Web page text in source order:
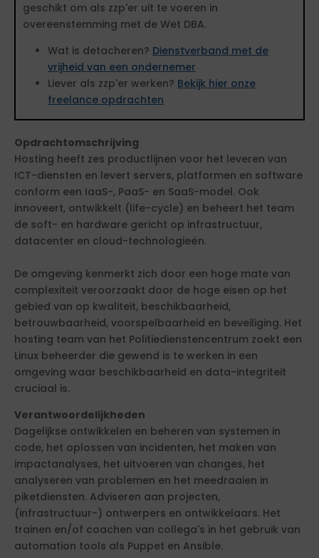
geschikt om als zzp'er uit te voeren in
overeenstemming met de Wet DBA.
Wat is detacheren? Dienstverband met de
vrijheid van een ondernemer
Liever als zzp'er werken? Bekijk hier onze
freelance opdrachten
Opdrachtomschrijving
Hosting heeft zes productlijnen voor het leveren van
ICT-diensten en levert servers, platformen en software
conform een IaaS-, PaaS- en SaaS-model. Ook
innoveert, ontwikkelt (life-cycle) en beheert het team
de soft- en hardware gericht op infrastructuur,
datacenter en cloud-technologieën.
De omgeving kenmerkt zich door een hoge mate van
complexiteit veroorzaakt door de hoge eisen op het
gebied van op kwaliteit, beschikbaarheid,
betrouwbaarheid, voorspelbaarheid en beveiliging. Het
hosting team van het Politiedienstencentrum zoekt een
Linux beheerder die gewend is te werken in een
omgeving waar beschikbaarheid en data-integriteit
cruciaal is.
Verantwoordelijkheden
Dagelijkse ontwikkelen en beheren van systemen in
code, het oplossen van incidenten, het maken van
impactanalyses, het uitvoeren van changes, het
analyseren van problemen en het meedraaien in
piketdiensten. Adviseren aan projecten,
(infrastructuur-) ontwerpers en ontwikkelaars. Het
trainen en/of coachen van collega's in het gebruik van
automation tools als Puppet en Ansible.